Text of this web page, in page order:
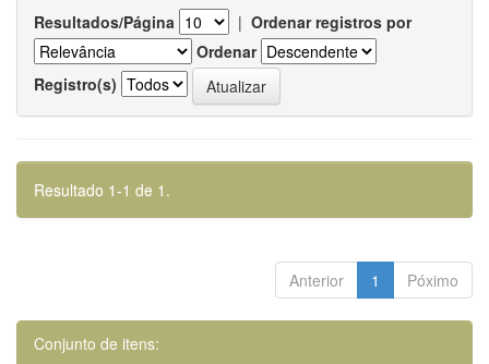
Resultados/Página | Ordenar registros por
Ordenar
Registro(s)
Resultado 1-1 de 1.
Anterior 1 Póximo
Conjunto de itens: